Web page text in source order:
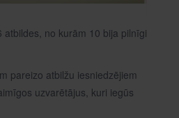
atbildes, no kurām 10 bija pilnīgi
pareizo atbilžu iesniedzējiem
uzvarētājus, kuri iegūs